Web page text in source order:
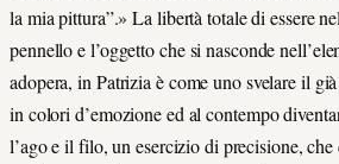
la mia pittura”.» La libertà totale di essere
pennello e l’oggetto che si nasconde
adopera, in Patrizia è come uno svelare il
in colori d’emozione ed al contempo
l’ago e il filo, un esercizio di precisione, che